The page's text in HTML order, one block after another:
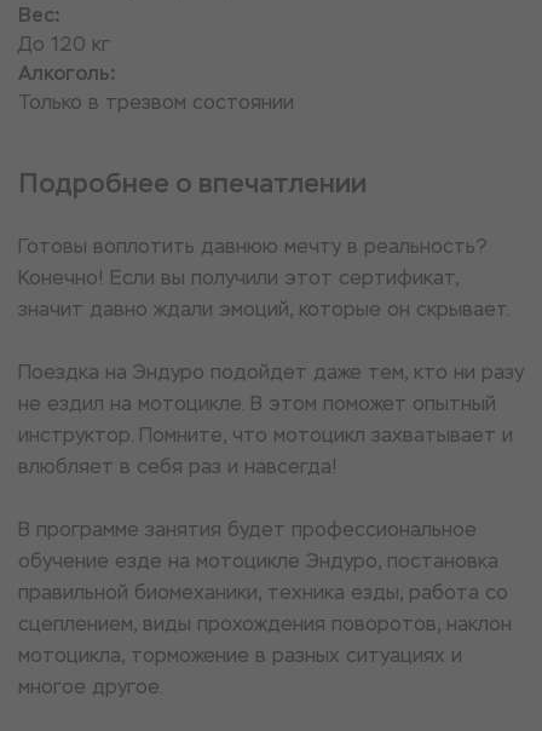
Вес:
До 120 кг
Алкоголь:
Только в трезвом состоянии
Подробнее о впечатлении
Готовы воплотить давнюю мечту в реальность?
Конечно! Если вы получили этот сертификат,
значит давно ждали эмоций, которые он скрывает.
Поездка на Эндуро подойдет даже тем, кто ни разу
не ездил на мотоцикле. В этом поможет опытный
инструктор. Помните, что мотоцикл захватывает и
влюбляет в себя раз и навсегда!
В программе занятия будет профессиональное
обучение езде на мотоцикле Эндуро, постановка
правильной биомеханики, техника езды, работа со
сцеплением, виды прохождения поворотов, наклон
мотоцикла, торможение в разных ситуациях и
многое другое.